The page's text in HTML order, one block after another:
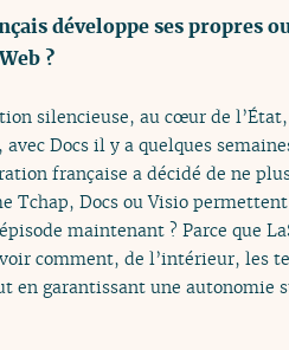
développe ses propres
?
silencieuse, au cœur de
Docs il y a quelques
française a décidé de ne
Tchap, Docs ou Visio
maintenant ? Parce que
comment, de l’intérieur, les
en garantissant une autonomie